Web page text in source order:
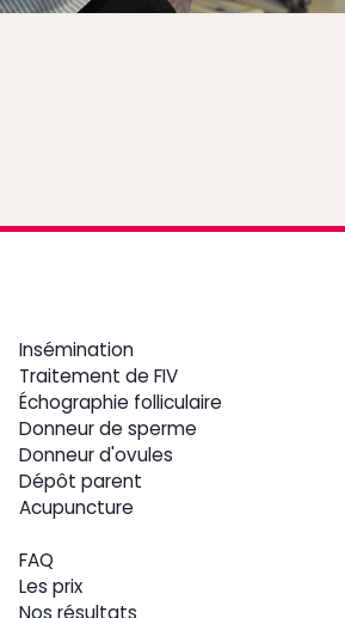
Insémination
Traitement de FIV
Échographie folliculaire
Donneur de sperme
Donneur d'ovules
Dépôt parent
Acupuncture
FAQ
Les prix